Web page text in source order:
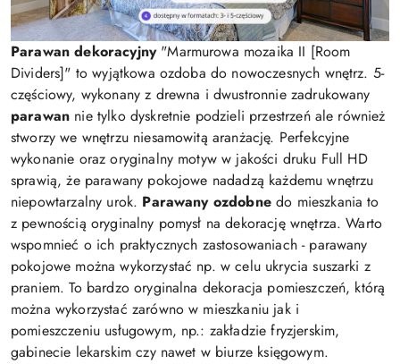
Parawan dekoracyjny"Marmurowa mozaika II [Room
Dividers]" to wyjątkowa ozdoba do nowoczesnych wnętrz. 5-
częściowy, wykonany z drewna i dwustronnie zadrukowany
parawan nie tylko dyskretnie podzieli przestrzeń ale również
stworzy we wnętrzu niesamowitą aranżację. Perfekcyjne
wykonanie oraz oryginalny motyw w jakości druku Full HD
sprawią, że parawany pokojowe nadadzą każdemu wnętrzu
niepowtarzalny urok. Parawany ozdobnedo mieszkania to
z pewnością oryginalny pomysł na dekorację wnętrza. Warto
wspomnieć o ich praktycznych zastosowaniach - parawany
pokojowe można wykorzystać np. w celu ukrycia suszarki z
praniem. To bardzo oryginalna dekoracja pomieszczeń, którą
można wykorzystać zarówno w mieszkaniu jak i
pomieszczeniu usługowym, np.: zakładzie fryzjerskim,
gabinecie lekarskim czy nawet w biurze księgowym.